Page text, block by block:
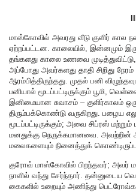
மாஸ்கோவில் அவரது வீடு குளிர் கால
ஏற்றப்பட்டன. காலையில், இன்னமும்
தங்களது காலை உணவை
அப்போது அவர்களது தாதி சிறிது
ஆரம்பித்திருந்தது. முதல் பனி
பனியால் மூடப்பட்டிருக்கும் பூமி,
இனிமையான சுவாசம் – குளிர்காலம்
திரும்பக்கொண்டு வருகிறது. பழைய
மூடப்பட்டிருக்கும்; அவை சிப்ரஸ்
மனதுக்கு நெருக்கமானவை. அவற்றின்
மலைகளையும் நினைத்துக்
குரோவ் மாஸ்கோவில் பிறந்தவர்; அவர்
நாளில் வந்து சேர்ந்தார். தன்னுடைய
கைகளில் உறையும் அணிந்து